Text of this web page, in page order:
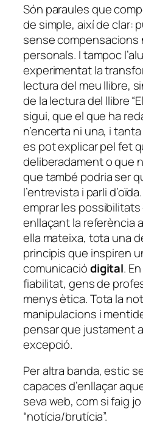
Són paraules que
de simple, així de clar:
sense compensacions
personals. I tampoc
experimentat la
lectura del meu llibre,
de la lectura del llibre
sigui, que el que ha
n’encerta ni una, i
es pot explicar pel fet
deliberadament o que
que també podria ser
l’entrevista i parli
emprar les possibilitats
enllaçant la referència
ella mateixa, tota una
principis que inspiren
comunicaciódigital.
fiabilitat, gens de
menys ètica. Tota la
manipulacions i
pensar que justament
excepció.
Per altra banda, estic
capaces d’enllaçar
seva web, com si faig
“notícia/brutícia”.